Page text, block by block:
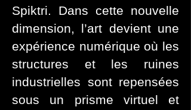
Spiktri. Dans cette nouvelle
dimension, l’art devient une
expérience numérique où les
structures et les ruines
industrielles sont repensées
sous un prisme virtuel et